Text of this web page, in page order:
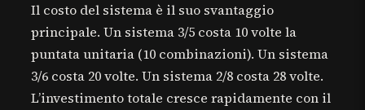
Il costo del sistema è il suo svantaggio
principale. Un sistema 3/5 costa 10 volte la
puntata unitaria (10 combinazioni). Un sistema
3/6 costa 20 volte. Un sistema 2/8 costa 28 volte.
L’investimento totale cresce rapidamente con il